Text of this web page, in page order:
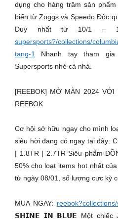
dụng cho hàng trăm sản
biển từ Zoggs và Speedo Độc
Duy nhất từ 10/1 –
supersports?/collections/
tang-1
Nhanh tay tham
Supersports nhé cả nhà.
[REEBOK] MỞ MÀN 2024
REEBOK
Cơ hội sở hữu ngay cho mình
siêu hời đang có ngay tại đây:
| 1.8TR | 2.7TR Siêu phẩm
50% cho loạt items hot nhất
từ ngày 08/01, số lượng cực kỳ
MUA NGAY:
𝗦𝗛𝗜𝗡𝗘 𝗜𝗡 𝗕𝗟𝗨𝗘 Một chiếc